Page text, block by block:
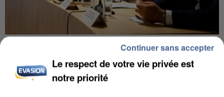
INCENDIES : L’ÎLE-DE-FRANCE LANCE UN ÉLAN
Le respect de votre vie privée est
notre priorité
Continuer sans accepter